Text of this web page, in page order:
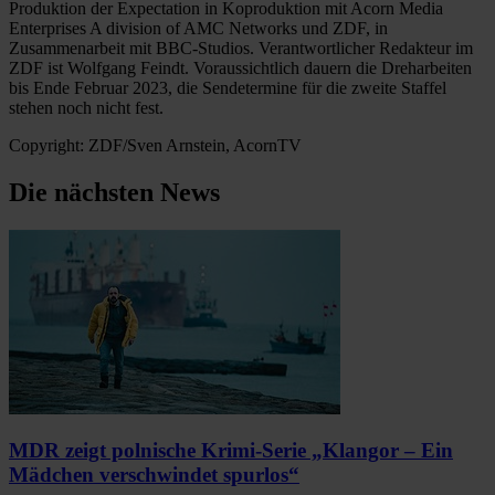
Produktion der Expectation in Koproduktion mit Acorn Media
Enterprises A division of AMC Networks und ZDF, in
Zusammenarbeit mit BBC-Studios. Verantwortlicher Redakteur im
ZDF ist Wolfgang Feindt. Voraussichtlich dauern die Dreharbeiten
bis Ende Februar 2023, die Sendetermine für die zweite Staffel
stehen noch nicht fest.
Copyright: ZDF/Sven Arnstein, AcornTV
Die nächsten News
MDR zeigt polnische Krimi-Serie „Klangor – Ein
Mädchen verschwindet spurlos“